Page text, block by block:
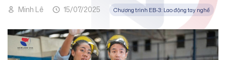
Minh Lê 15/07/2025 Chương trình EB-3: Lao động tay nghề